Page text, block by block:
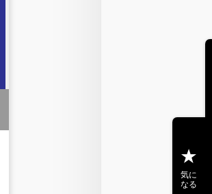
気に
なる